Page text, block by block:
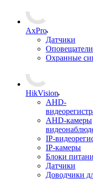
AxPro
Датчики
Оповещатели
Охранные
HikVision
AHD-
AHD-камеры
IP-
IP-камеры
Блоки
Датчики
Доводчики